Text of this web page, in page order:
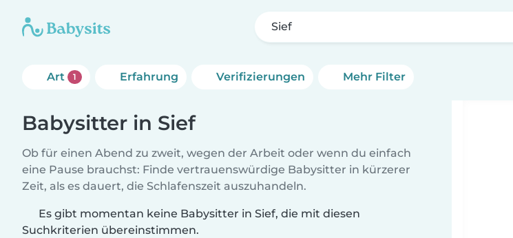
Sief
Art 1 Erfahrung Verifizierungen Mehr Filter
Babysitter in Sief
Ob für einen Abend zu zweit, wegen der Arbeit oder wenn du einfach
eine Pause brauchst: Finde vertrauenswürdige Babysitter in kürzerer
Zeit, als es dauert, die Schlafenszeit auszuhandeln.
Es gibt momentan keine Babysitter in Sief, die mit diesen
Suchkriterien übereinstimmen.